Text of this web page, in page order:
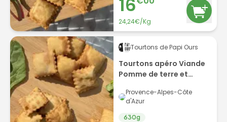
16
24,24€/Kg
Tourtons de Papi Ours
Tourtons apéro Viande
Pomme de terre et
Provence-Alpes-Côte
d'Azur
630g